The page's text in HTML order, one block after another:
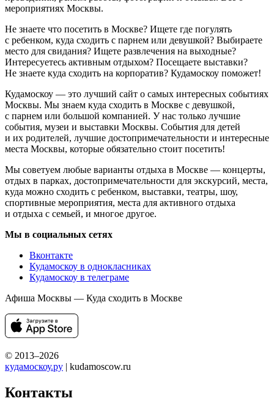
мероприятиях Москвы.
Не знаете что посетить в Москве? Ищете где погулять
с ребенком, куда сходить с парнем или девушкой? Выбираете
место для свидания? Ищете развлечения на выходные?
Интересуетесь активным отдыхом? Посещаете выставки?
Не знаете куда сходить на корпоратив? Кудамоскоу поможет!
Кудамоскоу — это лучший сайт о самых интересных событиях
Москвы. Мы знаем куда сходить в Москве с девушкой,
с парнем или большой компанией. У нас только лучшие
события, музеи и выставки Москвы. События для детей
и их родителей, лучшие достопримечательности и интересные
места Москвы, которые обязательно стоит посетить!
Мы советуем любые варианты отдыха в Москве — концерты,
отдых в парках, достопримечательности для экскурсий, места,
куда можно сходить с ребенком, выставки, театры, шоу,
спортивные мероприятия, места для активного отдыха
и отдыха с семьей, и многое другое.
Мы в социальных сетях
Вконтакте
Кудамоскоу в однокласниках
Кудамоскоу в телеграме
Афиша Москвы — Куда сходить в Москве
© 2013–2026
кудамоскоу.ру | kudamoscow.ru
Контакты